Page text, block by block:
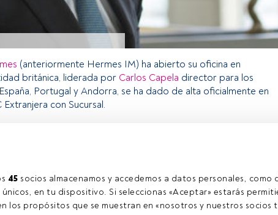
45 socios almacenamos y accedemos a datos personales, como
en tu dispositivo. Si seleccionas «Aceptar» estarás
los propósitos que se muestran en «nosotros y nuestros socios
(anteriormente Hermes IM) ha abierto su oficina en
británica, liderada por Carlos Capela director para los
Portugal y Andorra, se ha dado de alta oficialmente en
con Sucursal.
para los usuarios registrados de FundsPeople. Si ya
y disfrutar de todo el universo que ofrece FundsPeople.
Accede a FundsPeople